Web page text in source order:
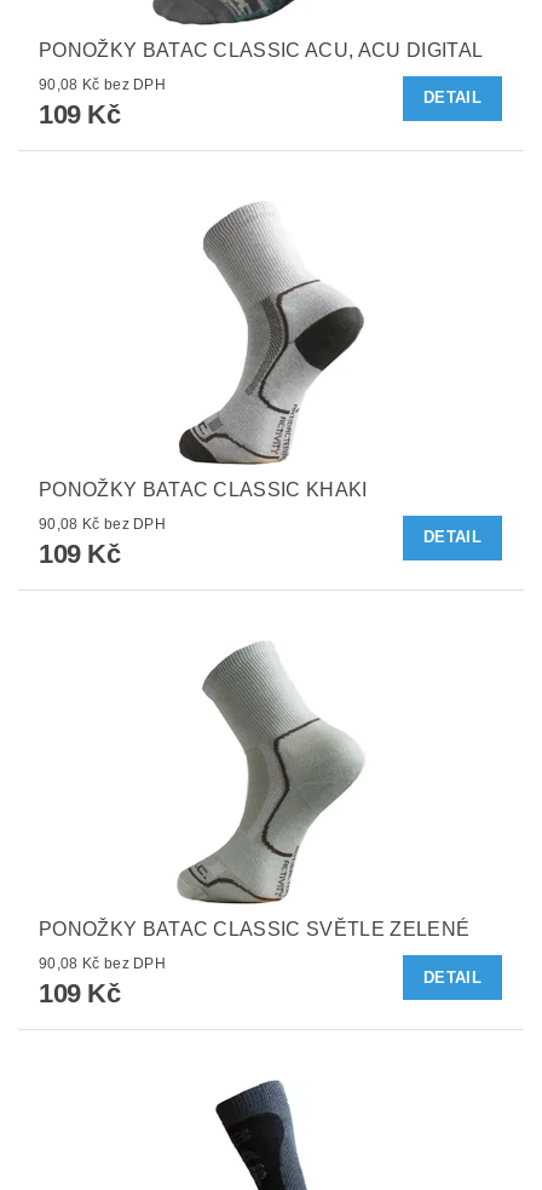
PONOŽKY BATAC CLASSIC ACU, ACU DIGITAL
90,08 Kč bez DPH
109 Kč
DETAIL
PONOŽKY BATAC CLASSIC KHAKI
90,08 Kč bez DPH
109 Kč
DETAIL
PONOŽKY BATAC CLASSIC SVĚTLE ZELENÉ
90,08 Kč bez DPH
109 Kč
DETAIL